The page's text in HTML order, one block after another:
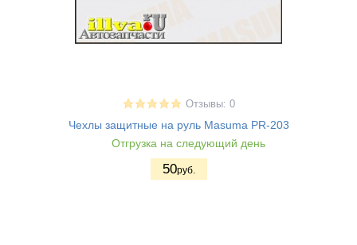
Отзывы: 0
Чехлы защитные на руль Masuma PR-203
Отгрузка на следующий день
50руб.